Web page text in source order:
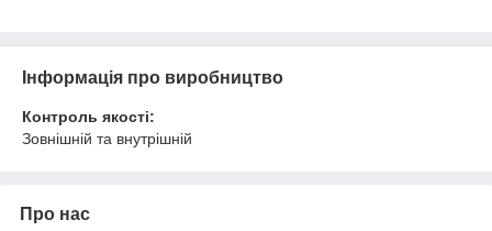
Інформація про виробництво
Контроль якості:
Зовнішній та внутрішній
Про нас